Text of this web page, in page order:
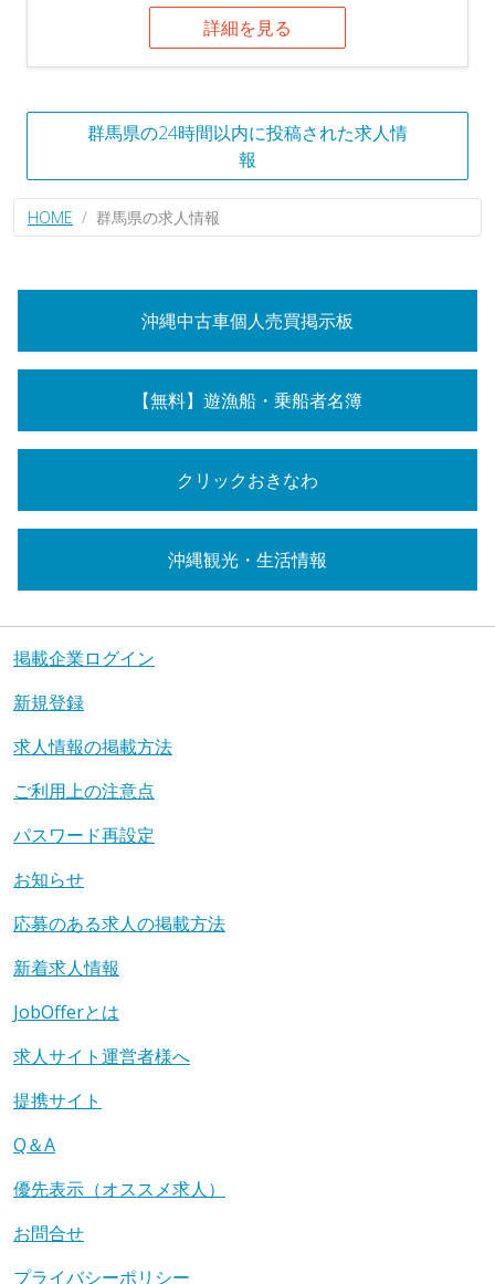
詳細を見る
群馬県の24時間以内に投稿された求人情
報
HOME 群馬県の求人情報
沖縄中古車個人売買掲示板
【無料】遊漁船・乗船者名簿
クリックおきなわ
沖縄観光・生活情報
掲載企業ログイン
新規登録
求人情報の掲載方法
ご利用上の注意点
パスワード再設定
お知らせ
応募のある求人の掲載方法
新着求人情報
JobOfferとは
求人サイト運営者様へ
提携サイト
Q＆A
優先表示（オススメ求人）
お問合せ
プライバシーポリシー